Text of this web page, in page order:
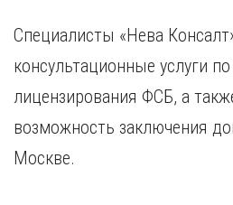
Специалисты «Нева
консультационные услуги
лицензирования ФСБ, а
возможность заключения
Москве.